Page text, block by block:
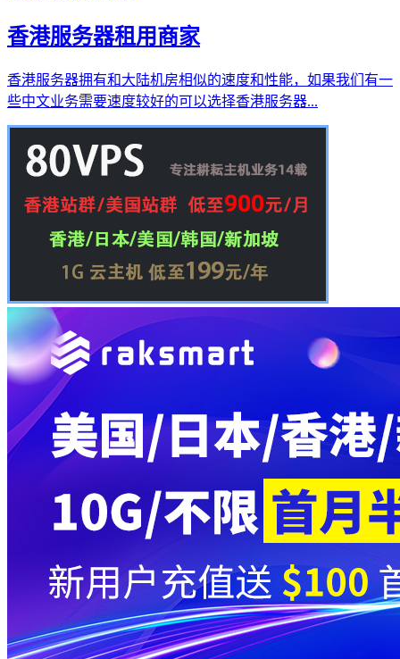
香港服务器租用商家
香港服务器拥有和大陆机房相似的速度和性能，如果我们有一
些中文业务需要速度较好的可以选择香港服务器...